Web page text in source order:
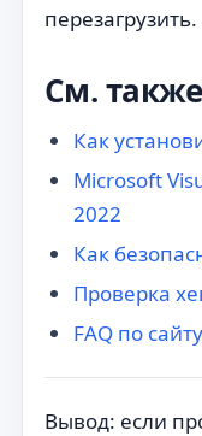
перезагрузить.
См. также
Как
Microsoft
2022
Как
Проверка
FAQ по сайту
Вывод: если